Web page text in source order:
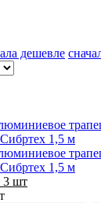
дешевле
1,5 м
1,5 м
3 шт